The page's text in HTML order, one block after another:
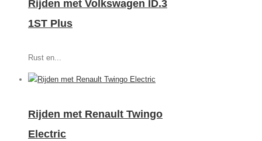
Rijden met Volkswagen ID.3
1ST Plus
Rust en...
Rijden met Renault Twingo
Electric